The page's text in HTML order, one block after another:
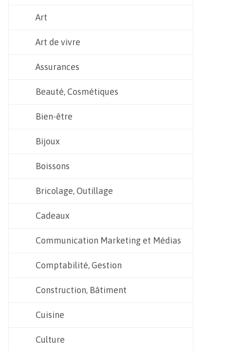
Art
Art de vivre
Assurances
Beauté, Cosmétiques
Bien-être
Bijoux
Boissons
Bricolage, Outillage
Cadeaux
Communication Marketing et Médias
Comptabilité, Gestion
Construction, Bâtiment
Cuisine
Culture